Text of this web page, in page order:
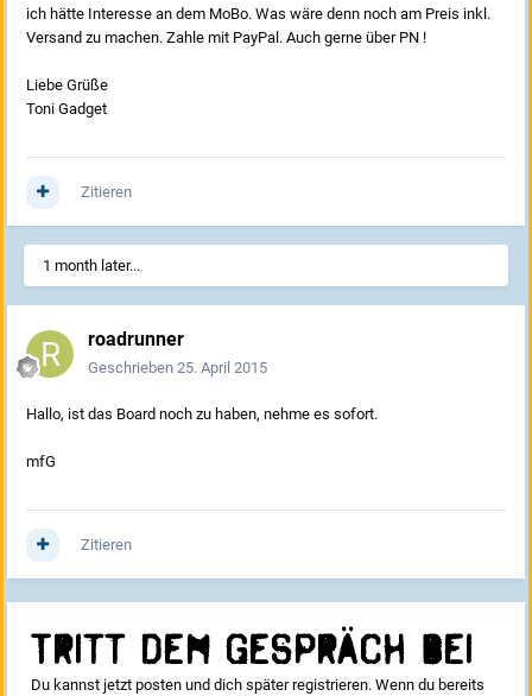
ich hätte Interesse an dem MoBo. Was wäre denn noch am Preis inkl.
Versand zu machen. Zahle mit PayPal. Auch gerne über PN !
Liebe Grüße
Toni Gadget
Zitieren
1 month later...
roadrunner
Geschrieben 25. April 2015
Hallo, ist das Board noch zu haben, nehme es sofort.
mfG
Zitieren
Tritt dem Gespräch bei
Du kannst jetzt posten und dich später registrieren. Wenn du bereits